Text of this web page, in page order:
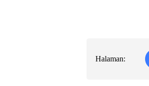
Halaman: